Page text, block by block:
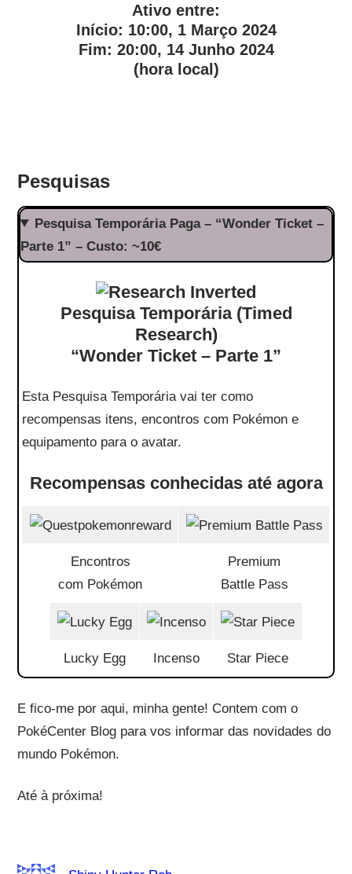
Ativo entre:
Início: 10:00, 1 Março 2024
Fim: 20:00, 14 Junho 2024
(hora local)
Pesquisas
Pesquisa Temporária Paga – “Wonder Ticket –
Parte 1” – Custo: ~10€
Pesquisa Temporária (Timed
Research)
“Wonder Ticket – Parte 1”
Esta Pesquisa Temporária vai ter como
recompensas itens, encontros com Pokémon e
equipamento para o avatar.
Recompensas conhecidas até agora
Encontros
com Pokémon
Premium
Battle Pass
Lucky Egg Incenso Star Piece
E fico-me por aqui, minha gente! Contem com o
PokéCenter Blog para vos informar das novidades do
mundo Pokémon.
Até à próxima!